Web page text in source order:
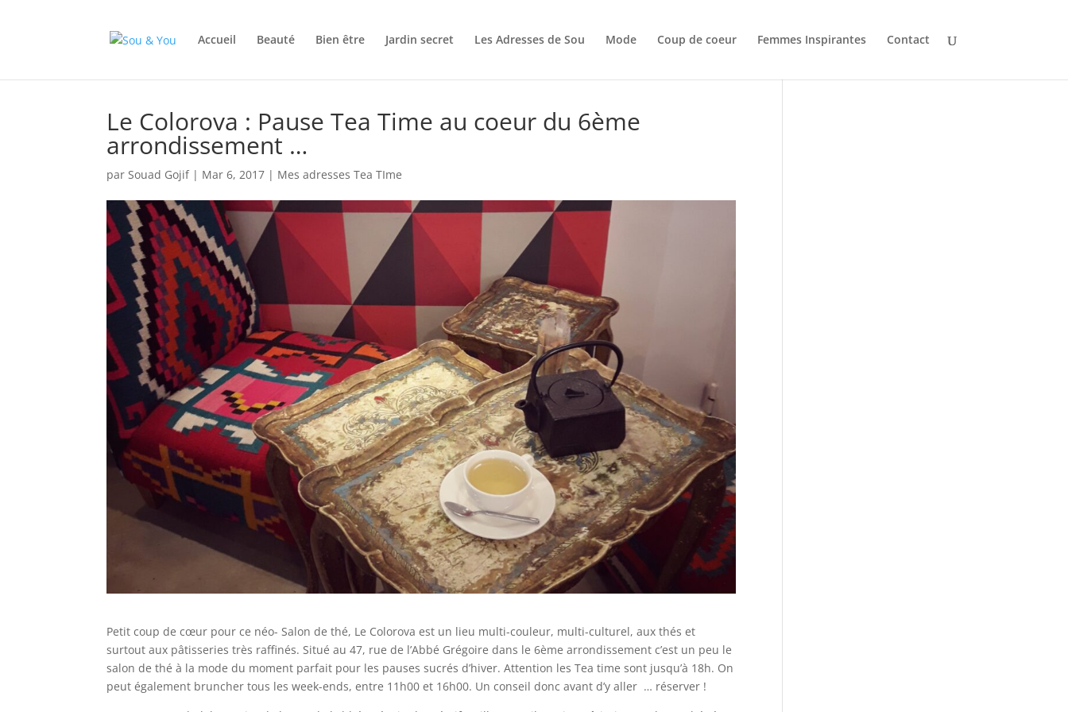
Accueil Beauté Bien être Jardin secret Les Adresses de Sou Mode Coup de coeur Femmes Inspirantes Contact
Le Colorova : Pause Tea Time au coeur du 6ème
arrondissement …
parSouad Gojif| Mar 6, 2017 | Mes adresses Tea TIme
Petit coup de cœur pour ce néo- Salon de thé, Le Colorova est un lieu multi-couleur, multi-culturel, aux thés et
surtout aux pâtisseries très raffinés. Situé au 47, rue de l’Abbé Grégoire dans le 6ème arrondissement c’est un peu le
salon de thé à la mode du moment parfait pour les pauses sucrés d’hiver. Attention les Tea time sont jusqu’à 18h. On
peut également bruncher tous les week-ends, entre 11h00 et 16h00. Un conseil donc avant d’y aller … réserver !